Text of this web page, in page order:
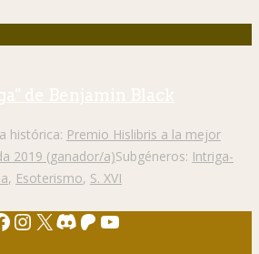
de Benjamin Black
histórica: Premio Hislibris a la mejor
2019 (ganador/a)Subgéneros: Intriga-
, Esoterismo, S. XVI
Instagram
X Discord
Patreon
YouTube